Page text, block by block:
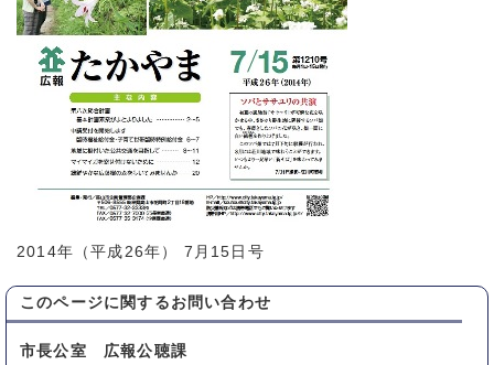
2014年（平成26年） 7月15日号
このページに関する お問い合わせ
市長公室 広報公聴課